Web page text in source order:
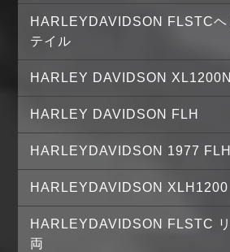
HARLEYDAVIDSON FLSTCヘ
テイル
HARLEY DAVIDSON
HARLEY DAVIDSON FLH
HARLEYDAVIDSON 1977 FLH
HARLEYDAVIDSON XLH1200
HARLEYDAVIDSON FLSTC
両